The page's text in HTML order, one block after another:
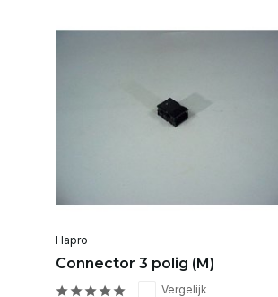
Hapro
Connector 3 polig (M)
Vergelijk